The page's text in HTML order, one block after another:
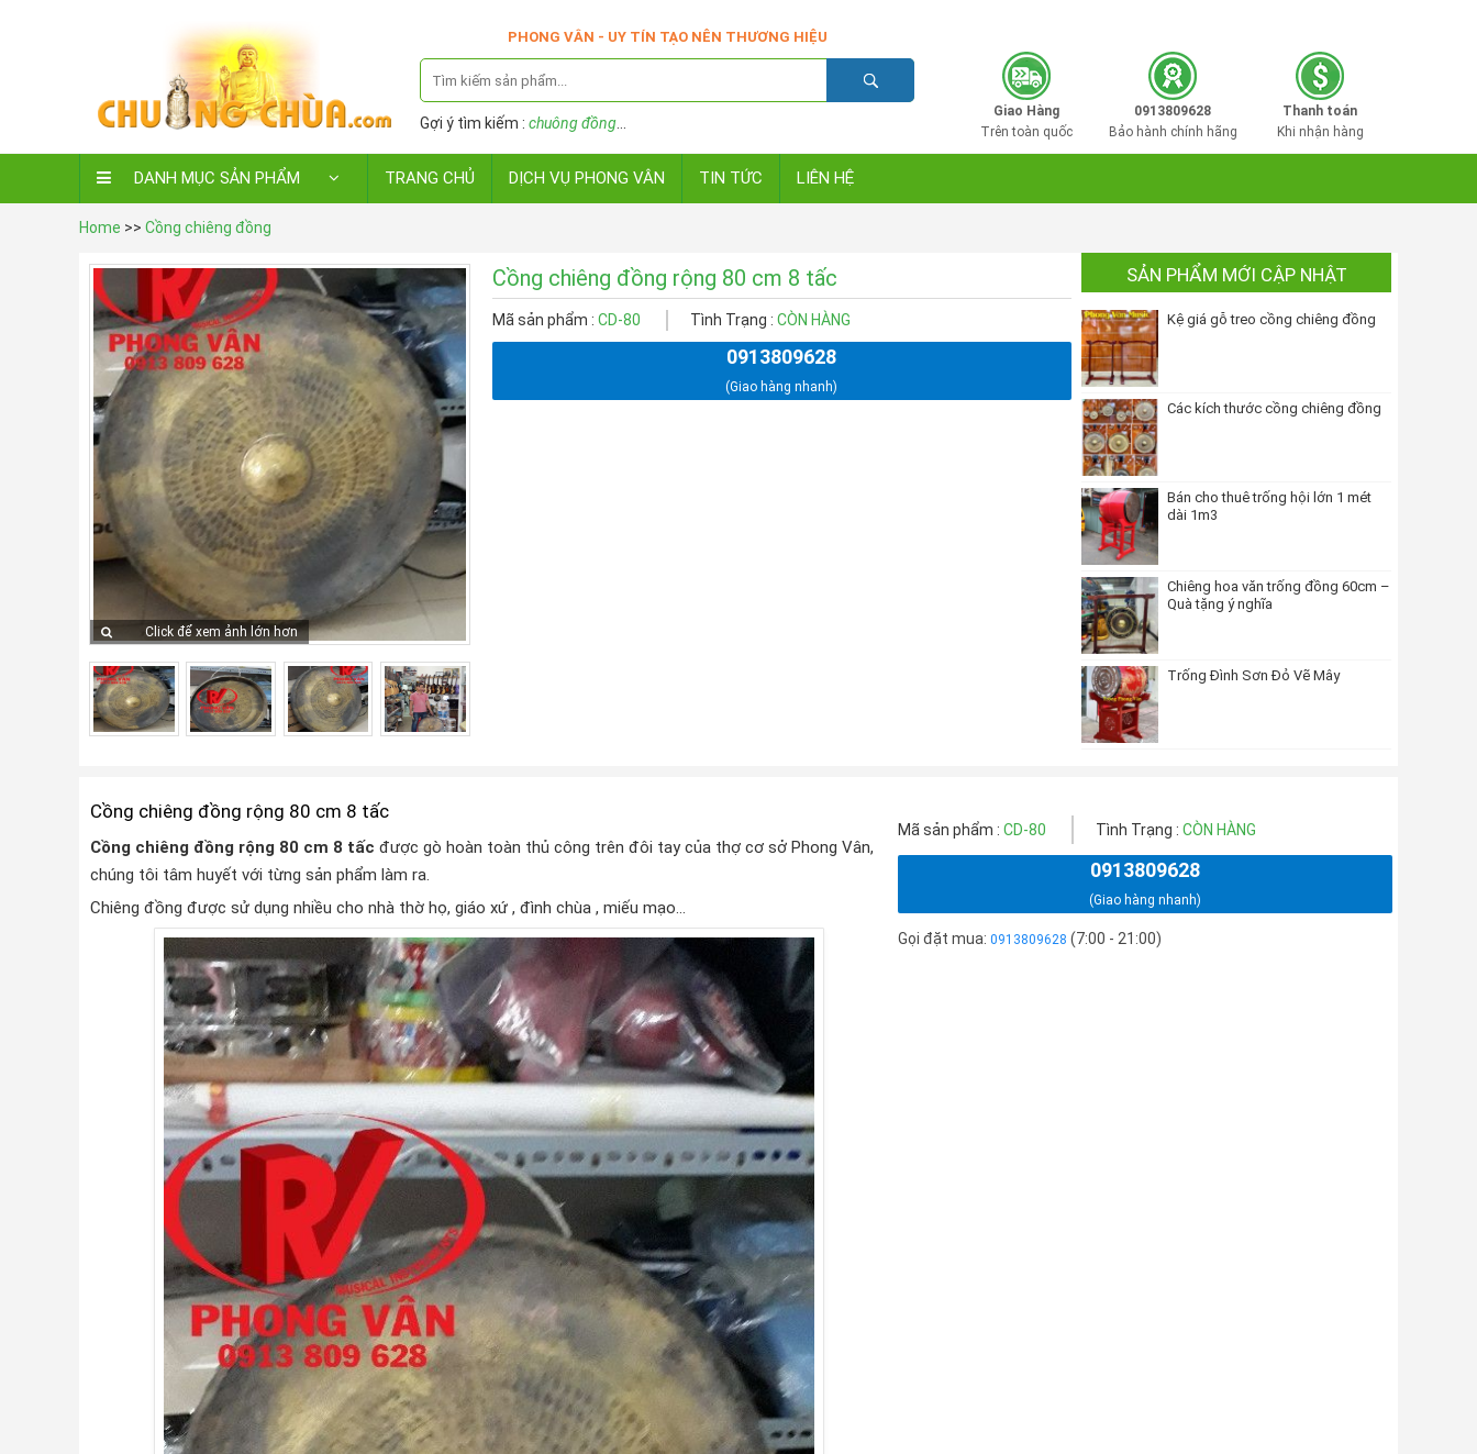
PHONG VÂN - UY TÍN TẠO NÊN THƯƠNG HIỆU
Gợi ý tìm kiếm : chuông đồng
Giao Hàng
Trên toàn quốc
0913809628
Bảo hành chính hãng
Thanh toán
Khi nhận hàng
DANH MỤC SẢN PHẨM TRANG CHỦ DỊCH VỤ PHONG VÂN TIN TỨC LIÊN HỆ
Home >> Cồng chiêng đồng
Click để xem ảnh lớn hơn
Cồng chiêng đồng rộng 80 cm 8 tấc
Mã sản phẩm : CD-80 Tình Trạng : CÒN HÀNG
0913809628
(Giao hàng nhanh)
SẢN PHẨM MỚI CẬP NHẬT
Kệ giá gỗ treo cồng chiêng đồng
Các kích thước cồng chiêng đồng
Bán cho thuê trống hội lớn 1 mét
dài 1m3
Chiêng hoa văn trống đồng 60cm –
Quà tặng ý nghĩa
Trống Đình Sơn Đỏ Vẽ Mây
Cồng chiêng đồng rộng 80 cm 8 tấc
Cồng chiêng đồng rộng 80 cm 8 tấc được gò hoàn toàn thủ công trên đôi tay của thợ cơ sở Phong Vân,
chúng tôi tâm huyết với từng sản phẩm làm ra.
Chiêng đồng được sử dụng nhiều cho nhà thờ họ, giáo xứ , đình chùa , miếu mạo…
Mã sản phẩm : CD-80 Tình Trạng : CÒN HÀNG
0913809628
(Giao hàng nhanh)
Gọi đặt mua: 0913809628 (7:00 - 21:00)